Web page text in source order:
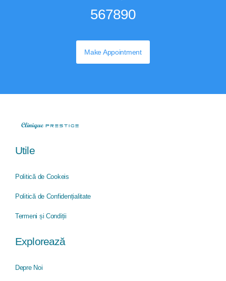
567890
Make Appointment
Utile
Politică de Cookeis
Politică de Confidențialitate
Termeni și Condiții
Explorează​
Depre Noi